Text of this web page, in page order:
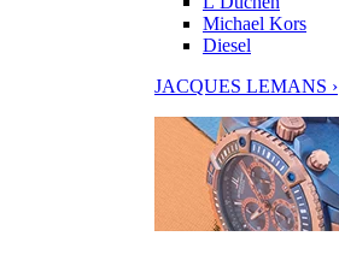
Michael Kors
Diesel
JACQUES LEMANS ›